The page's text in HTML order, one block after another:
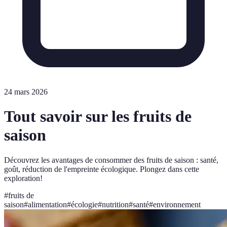
24 mars 2026
Tout savoir sur les fruits de
saison
Découvrez les avantages de consommer des fruits de saison : santé,
goût, réduction de l'empreinte écologique. Plongez dans cette
exploration!
#fruits de
saison#alimentation#écologie#nutrition#santé#environnement